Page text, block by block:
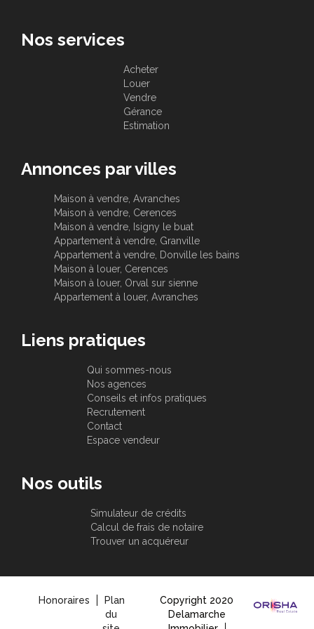
Nos services
Acheter
Louer
Vendre
Gérance
Estimation
Annonces par villes
Maison à vendre, Avranches
Maison à vendre, Cerences
Maison à vendre, Isigny le buat
Appartement à vendre, Granville
Appartement à vendre, Donville les bains
Maison à louer, Cerences
Maison à louer, Orval sur sienne
Appartement à louer, Avranches
Liens pratiques
Qui sommes-nous
Nos agences
Conseils et infos pratiques
Recrutement
Contact
Espace vendeur
Nos outils
Simulateur de crédits
Calcul de frais de notaire
Trouver un acquéreur
Honoraires
Plan
du
Copyright 2020
Delamarche